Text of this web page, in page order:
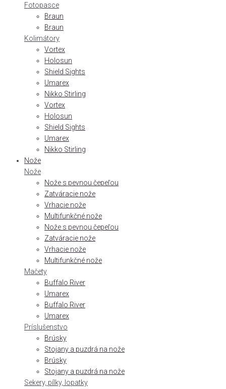
Fotopasce
Braun
Braun
Kolimátory
Vortex
Holosun
Shield Sights
Umarex
Nikko Stirling
Vortex
Holosun
Shield Sights
Umarex
Nikko Stirling
Nože
Nože
Nože s pevnou čepeľou
Zatváracie nože
Vrhacie nože
Multifunkčné nože
Nože s pevnou čepeľou
Zatváracie nože
Vrhacie nože
Multifunkčné nože
Mačety
Buffalo River
Umarex
Buffalo River
Umarex
Príslušenstvo
Brúsky
Stojany a puzdrá na nože
Brúsky
Stojany a puzdrá na nože
Sekery, pílky, lopatky